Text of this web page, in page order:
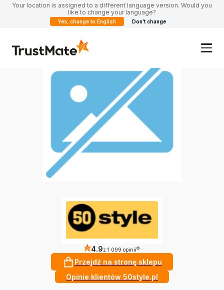
Your location is assigned to a different language version. Would you
like to change your language?
Yes, change to English Don't change
4.9z 1 099 opinii ?
Przejdź na stronę sklepu
Opinie klientów 50style.pl